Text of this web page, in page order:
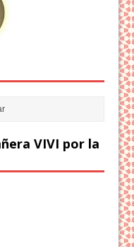
VIVI por la